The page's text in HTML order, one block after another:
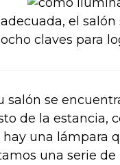
el
claves para
salón se
de la estancia,
una lámpara
una serie